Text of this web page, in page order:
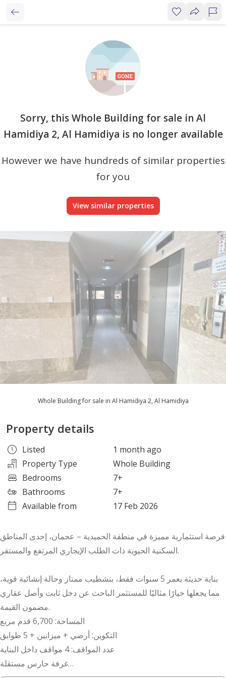
Sorry, this Whole Building for sale in Al
Hamidiya 2, Al Hamidiya is no longer available
However we have hundreds of similar properties
for you
View similar properties
Whole Building for sale in Al Hamidiya 2, Al Hamidiya
Property details
Listed
1 month ago
Property Type
Whole Building
Bedrooms
7+
Bathrooms
7+
Available from
17 Feb 2026
فرصة استثمارية مميزة في منطقة الحميدية – عجمان، إحدى المناطق
السكنية الحيوية ذات الطلب الإيجاري المرتفع والمستقر.
بناية حديثة بعمر 5 سنوات فقط، بتشطيب ممتاز وحالة إنشائية قوية،
مما يجعلها خيارًا مثاليًا للمستثمر الباحث عن دخل ثابت وأصل عقاري
مضمون القيمة.
المساحة: 6,700 قدم مربع
التكوين: أرضي + ميزانين + 5 طوابق
عدد المواقف: 4 مواقف داخل البناية
غرفة حارس مستقلة